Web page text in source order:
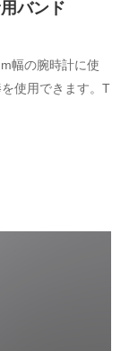
バンド
幅の腕時計に使
使用できます。T